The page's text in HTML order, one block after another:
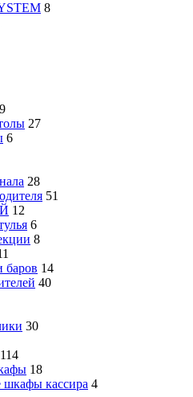
8
9
27
6
28
51
12
6
8
баров 14
40
30
114
18
кассира 4